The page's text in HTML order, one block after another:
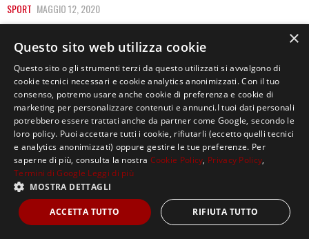
SPORT MAGGIO 12, 2020
SEBASTIAN VETTEL E LA FERRARI: UN ADDIO
E TANTI RIMPIANTI
Hockenheim, Gran Premio di Germania 2018. Sebastian
Vettel sbatte i pugni con rabbia sul volante.…
Copyright ©2021, MASTERX Tutti i diritti riservati.
×
Questo sito web utilizza cookie
Questo sito o gli strumenti terzi da questo utilizzati si avvalgono di
cookie tecnici necessari e cookie analytics anonimizzati. Con il tuo
consenso, potremo usare anche cookie di preferenza e cookie di
marketing per personalizzare contenuti e annunci.I tuoi dati personali
potrebbero essere trattati anche da partner come Google, secondo le
loro policy. Puoi accettare tutti i cookie, rifiutarli (eccetto quelli tecnici
e analytics anonimizzati) oppure gestire le tue preferenze. Per
saperne di più, consulta la nostra Cookie Policy, Privacy Policy,
Termini di Google Leggi di più
MOSTRA DETTAGLI
ACCETTA TUTTO RIFIUTA TUTTO